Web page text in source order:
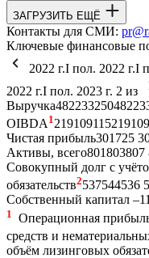
ЗАГРУЗИТЬ ЕЩЁ
Контакты для СМИ:
Ключевые финансовые
2022 г.I пол. 2022 г.I
2022 г.I пол. 2023 г. 2 из
Выручка482233250482
OIBDA 1 219109115219109
Чистая прибыль301725
Активы, всего801803807
Совокупный долг с
обязательств2537544536
Собственный капитал –11
1
Операционная
средств и
объём лизинговых